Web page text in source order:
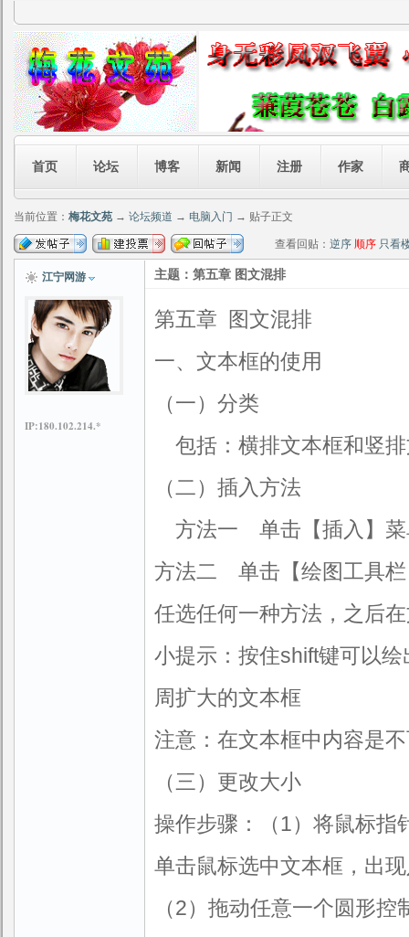
首页 论坛 博客 新闻 注册 作家
当前位置： 梅花文苑 → 论坛频道 → 电脑入门 → 贴子正文
查看回贴： 逆序 顺序 只看
江宁网游
IP:180.102.214.*
主题：第五章 图文混排
第五章 图文混排
一、文本框的使用
（一）分类
包括：横排文本框和竖
（二）插入方法
方法一 单击【插入】菜
方法二 单击【绘图工具栏
任选任何一种方法，之后
小提示：按住shift键可以
周扩大的文本框
注意：在文本框中内容是
（三）更改大小
操作步骤：（1）将鼠标指
单击鼠标选中文本框，出
（2）拖动任意一个圆形